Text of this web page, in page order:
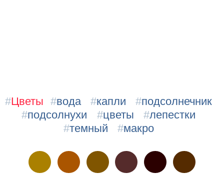
#Цветы #вода #капли #подсолнечник
#подсолнухи #цветы #лепестки
#темный #макро